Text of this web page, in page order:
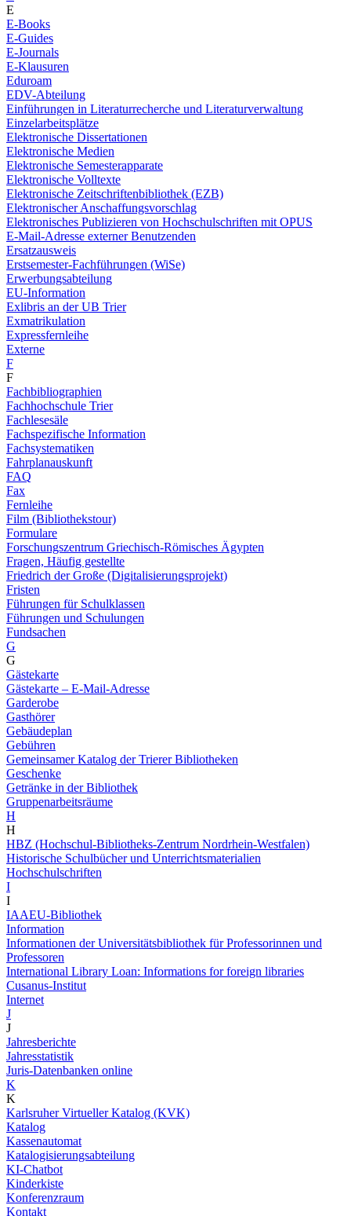
E
E-Books
E-Guides
E-Journals
E-Klausuren
Eduroam
EDV-Abteilung
Einführungen in Literaturrecherche und Literaturverwaltung
Einzelarbeitsplätze
Elektronische Dissertationen
Elektronische Medien
Elektronische Semesterapparate
Elektronische Volltexte
Elektronische Zeitschriftenbibliothek (EZB)
Elektronischer Anschaffungsvorschlag
Elektronisches Publizieren von Hochschulschriften mit OPUS
E-Mail-Adresse externer Benutzenden
Ersatzausweis
Erstsemester-Fachführungen (WiSe)
Erwerbungsabteilung
EU-Information
Exlibris an der UB Trier
Exmatrikulation
Expressfernleihe
Externe
F
F
Fachbibliographien
Fachhochschule Trier
Fachlesesäle
Fachspezifische Information
Fachsystematiken
Fahrplanauskunft
FAQ
Fax
Fernleihe
Film (Bibliothekstour)
Formulare
Forschungszentrum Griechisch-Römisches Ägypten
Fragen, Häufig gestellte
Friedrich der Große (Digitalisierungsprojekt)
Fristen
Führungen für Schulklassen
Führungen und Schulungen
Fundsachen
G
G
Gästekarte
Gästekarte – E-Mail-Adresse
Garderobe
Gasthörer
Gebäudeplan
Gebühren
Gemeinsamer Katalog der Trierer Bibliotheken
Geschenke
Getränke in der Bibliothek
Gruppenarbeitsräume
H
H
HBZ (Hochschul-Bibliotheks-Zentrum Nordrhein-Westfalen)
Historische Schulbücher und Unterrichtsmaterialien
Hochschulschriften
I
I
IAAEU-Bibliothek
Information
Informationen der Universitätsbibliothek für Professorinnen und
Professoren
International Library Loan: Informations for foreign libraries
Cusanus-Institut
Internet
J
J
Jahresberichte
Jahresstatistik
Juris-Datenbanken online
K
K
Karlsruher Virtueller Katalog (KVK)
Katalog
Kassenautomat
Katalogisierungsabteilung
KI-Chatbot
Kinderkiste
Konferenzraum
Kontakt